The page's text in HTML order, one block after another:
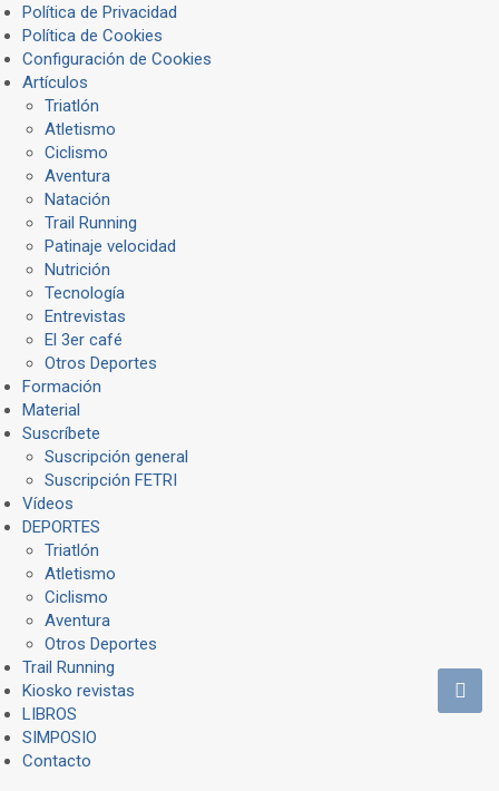
Política de Privacidad
Política de Cookies
Configuración de Cookies
Artículos
Triatlón
Atletismo
Ciclismo
Aventura
Natación
Trail Running
Patinaje velocidad
Nutrición
Tecnología
Entrevistas
El 3er café
Otros Deportes
Formación
Material
Suscríbete
Suscripción general
Suscripción FETRI
Vídeos
DEPORTES
Triatlón
Atletismo
Ciclismo
Aventura
Otros Deportes
Trail Running
Kiosko revistas
LIBROS
SIMPOSIO
Contacto